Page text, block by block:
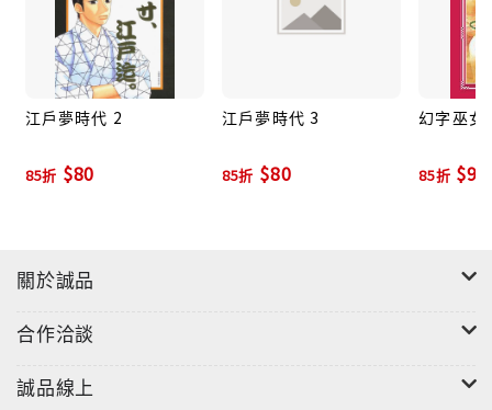
江戶夢時代 2
85折 $80
江戶夢時代 3
85折 $80
幻字巫女
85折 $93
關於誠品
合作洽談
誠品線上